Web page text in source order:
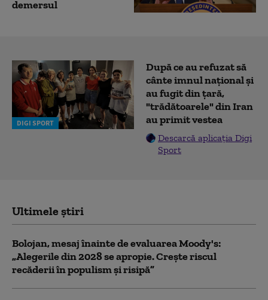
demersul
DIGI SPORT
După ce au refuzat să
cânte imnul naţional şi
au fugit din ţară,
"trădătoarele" din Iran
au primit vestea
Descarcă aplicația Digi
Sport
Ultimele știri
Bolojan, mesaj înainte de evaluarea Moody's:
„Alegerile din 2028 se apropie. Crește riscul
recăderii în populism și risipă”